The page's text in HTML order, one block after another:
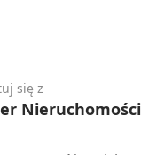
się z
Nieruchomości